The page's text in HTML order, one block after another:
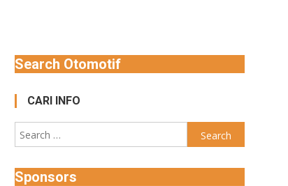
Search Otomotif
CARI INFO
Search
for:
Sponsors